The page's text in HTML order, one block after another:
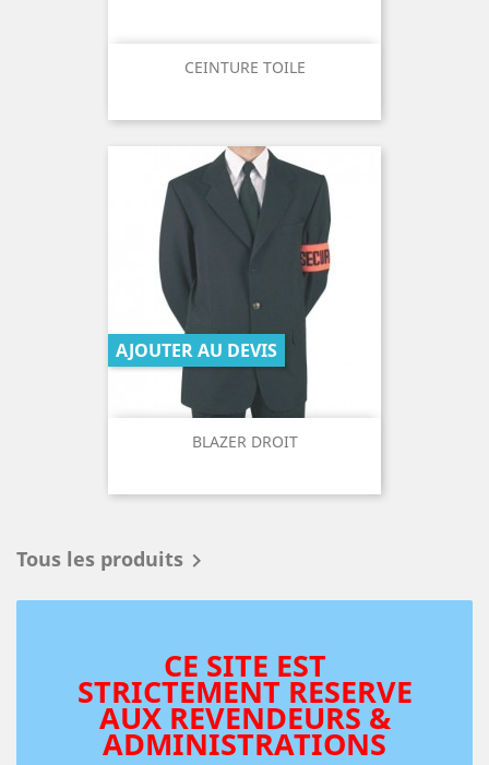
CEINTURE TOILE
BLAZER DROIT
AJOUTER AU DEVIS
Tous les produits 
CE SITE EST
STRICTEMENT RESERVE
AUX REVENDEURS &
ADMINISTRATIONS